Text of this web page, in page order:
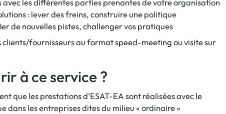
J'améliore mes pratiques
Vos formations 100% opérationnelles, dédiées au
Votre centre de ressources et vos services de
Je restructure ou je développe de nouvelles
Offre spéciale Groupement
Vos services enrichis
les différentes parties prenantes de votre organisation
: lever des freins, construire une politique
de nouvelles pistes, challenger vos pratiques
clients/fournisseurs au format speed-meeting ou visite sur
à ce service ?
que les prestations d’ESAT-EA sont réalisées avec le
dans les entreprises dites du milieu « ordinaire »